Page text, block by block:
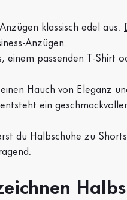
klassisch edel aus.
Anzügen.
einem passenden T-Shirt
Hauch von Eleganz
ein
du Halbschuhe zu